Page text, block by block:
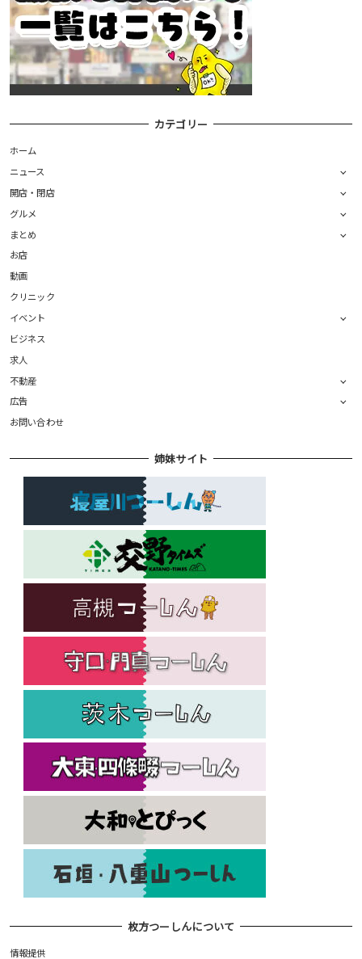
カテゴリー
ホーム
ニュース
開店・閉店
グルメ
まとめ
お店
動画
クリニック
イベント
ビジネス
求人
不動産
広告
お問い合わせ
姉妹サイト
枚方つーしんについて
情報提供